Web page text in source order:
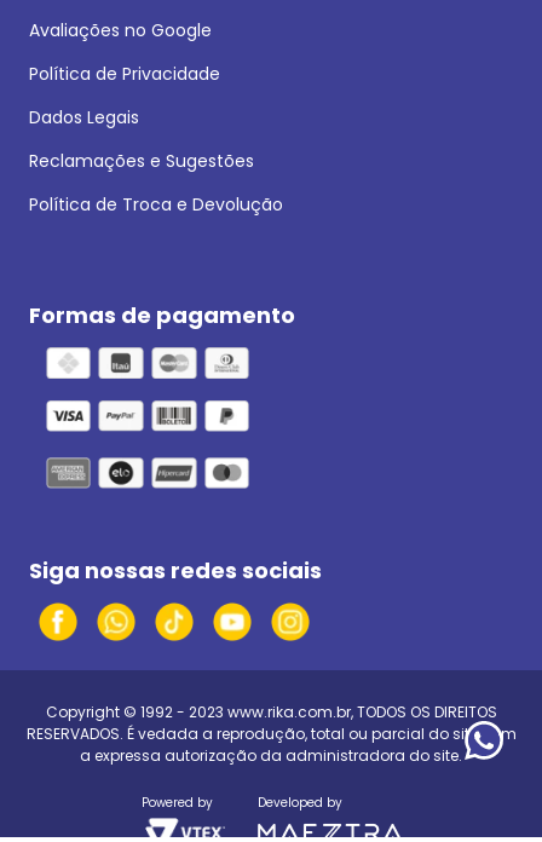
Avaliações no Google
Política de Privacidade
Dados Legais
Reclamações e Sugestões
Política de Troca e Devolução
Formas de pagamento
Siga nossas redes sociais
Copyright © 1992 - 2023 www.rika.com.br, TODOS OS DIREITOS
RESERVADOS. É vedada a reprodução, total ou parcial do site, sem
a expressa autorização da administradora do site.
Powered by Developed by